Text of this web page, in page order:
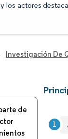
los actores
Investigación De
de